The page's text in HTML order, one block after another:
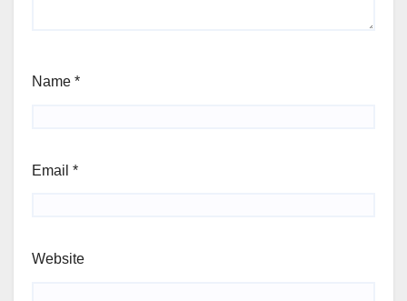
Name *
Email *
Website